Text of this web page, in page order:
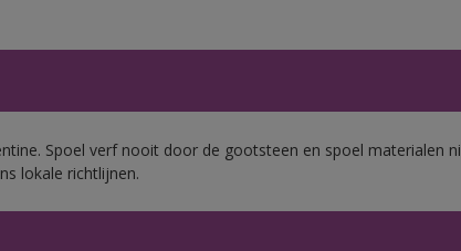
Spoel verf nooit door de gootsteen en spoel materialen
lokale richtlijnen.